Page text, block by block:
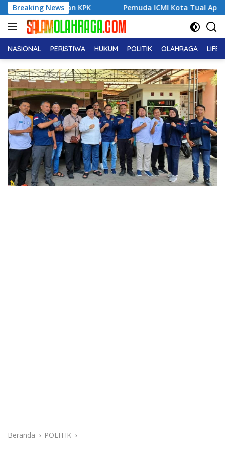
Langsung
ke
konten
Breaking News
KPK Pemuda ICMI Kota Tual Apresiasi Pra
NASIONAL PERISTIWA HUKUM POLITIK OLAHRAGA
Beranda POLITIK